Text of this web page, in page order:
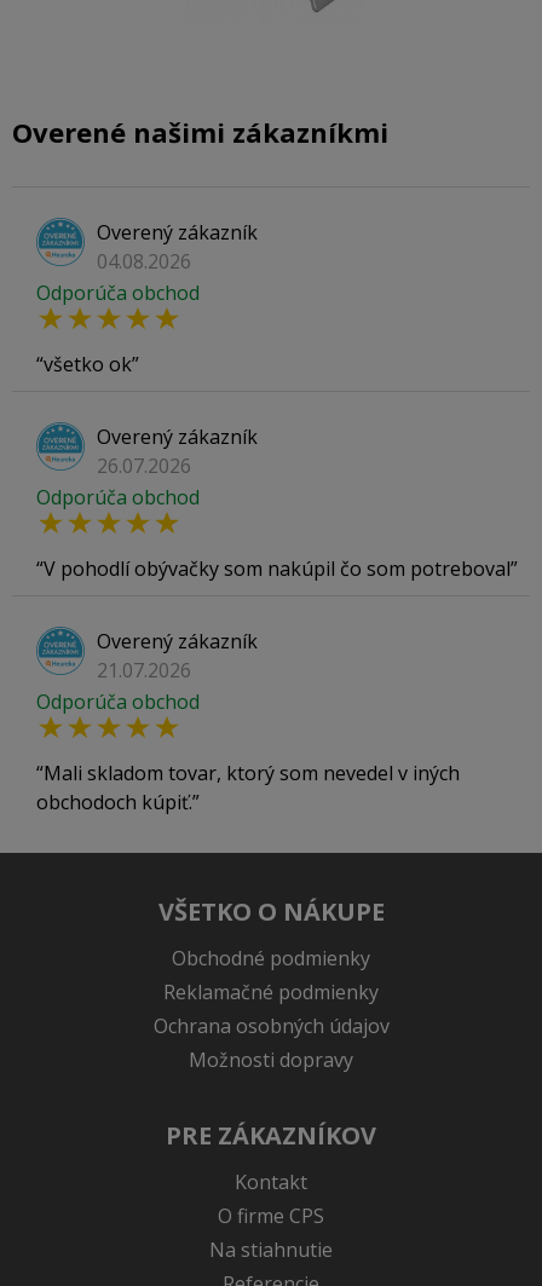
Overené našimi zákazníkmi
Overený zákazník
04.08.2026
Odporúča obchod
všetko ok
Overený zákazník
26.07.2026
Odporúča obchod
V pohodlí obývačky som nakúpil čo som potreboval
Overený zákazník
21.07.2026
Odporúča obchod
Mali skladom tovar, ktorý som nevedel v iných
obchodoch kúpiť.
VŠETKO O NÁKUPE
Obchodné podmienky
Reklamačné podmienky
Ochrana osobných údajov
Možnosti dopravy
PRE ZÁKAZNÍKOV
Kontakt
O firme CPS
Na stiahnutie